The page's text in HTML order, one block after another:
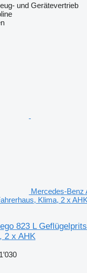
und Gerätevertrieb
Mercedes-Benz
Klima, 2 x
823 L
2 x AHK